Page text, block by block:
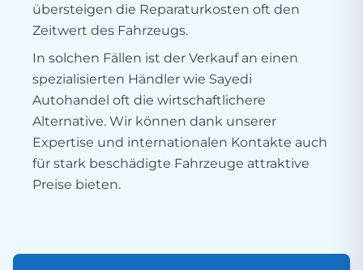
übersteigen die Reparaturkosten oft den
Zeitwert des Fahrzeugs.
In solchen Fällen ist der Verkauf an einen
spezialisierten Händler wie Sayedi
Autohandel oft die wirtschaftlichere
Alternative. Wir können dank unserer
Expertise und internationalen Kontakte auch
für stark beschädigte Fahrzeuge attraktive
Preise bieten.